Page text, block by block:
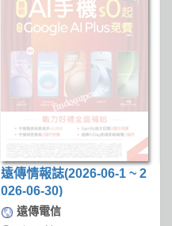
遠傳情報誌(2026-06-1 ~ 2
026-06-30)
遠傳電信